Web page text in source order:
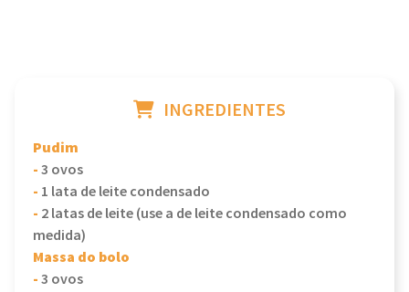
INGREDIENTES
Pudim
-3 ovos
- 1 lata de leite condensado
- 2 latas de leite (use a de leite condensado como
medida)
Massa do bolo
-3 ovos